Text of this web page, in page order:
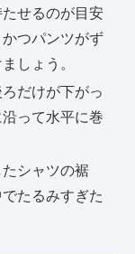
せるのが目安
つパンツがず
しょう。
だけが下がっ
って水平に巻
シャツの裾
たるみすぎた